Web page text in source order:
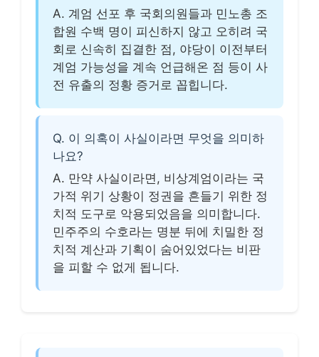
A. 계엄 선포 후 국회의원들과 민노총 조
합원 수백 명이 피신하지 않고 오히려 국
회로 신속히 집결한 점, 야당이 이전부터
계엄 가능성을 계속 언급해온 점 등이 사
전 유출의 정황 증거로 꼽힙니다.
Q. 이 의혹이 사실이라면 무엇을 의미하
나요?
A. 만약 사실이라면, 비상계엄이라는 국
가적 위기 상황이 정권을 흔들기 위한 정
치적 도구로 악용되었음을 의미합니다.
민주주의 수호라는 명분 뒤에 치밀한 정
치적 계산과 기획이 숨어있었다는 비판
을 피할 수 없게 됩니다.